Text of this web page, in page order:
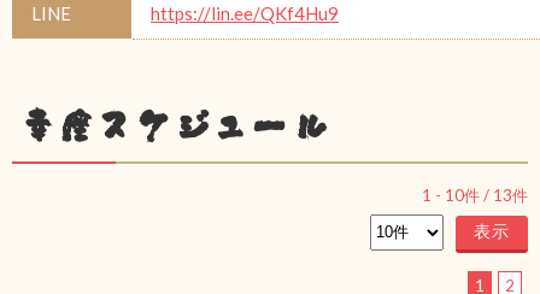
LINE https://lin.ee/QKf4Hu9
幸座スケジュール
1 - 10件 / 13件
1 2